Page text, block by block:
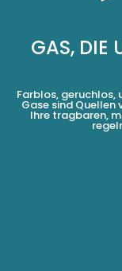
GAS, DIE
Farblos, geruchlos,
Gase sind Quellen
Ihre tragbaren,